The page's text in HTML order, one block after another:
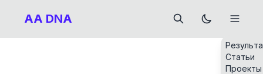
AA DNA
Статьи
Проекты